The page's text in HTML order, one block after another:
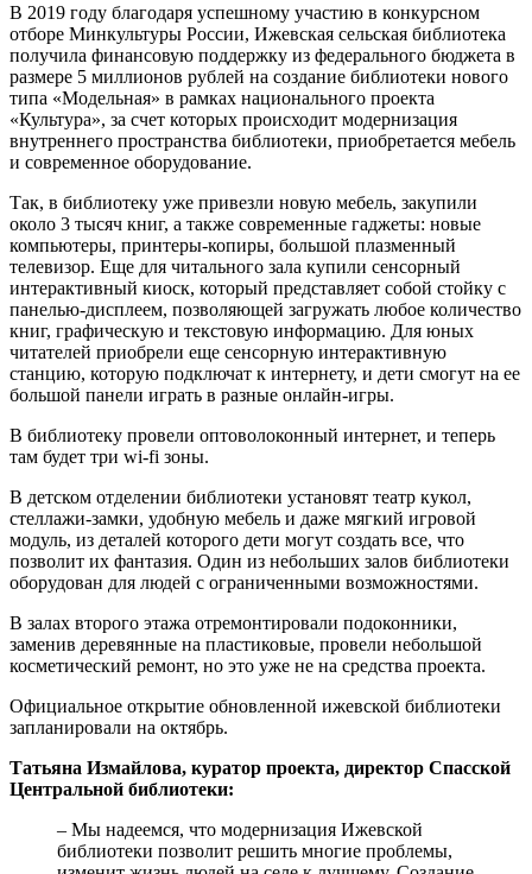
В 2019 году благодаря успешному участию в конкурсном
отборе Минкультуры России, Ижевская сельская библиотека
получила финансовую поддержку из федерального бюджета в
размере 5 миллионов рублей на создание библиотеки нового
типа «Модельная» в рамках национального проекта
«Культура», за счет которых происходит модернизация
внутреннего пространства библиотеки, приобретается мебель
и современное оборудование.
Так, в библиотеку уже привезли новую мебель, закупили
около 3 тысяч книг, а также современные гаджеты: новые
компьютеры, принтеры-копиры, большой плазменный
телевизор. Еще для читального зала купили сенсорный
интерактивный киоск, который представляет собой стойку с
панелью-дисплеем, позволяющей загружать любое количество
книг, графическую и текстовую информацию. Для юных
читателей приобрели еще сенсорную интерактивную
станцию, которую подключат к интернету, и дети смогут на ее
большой панели играть в разные онлайн-игры.
В библиотеку провели оптоволоконный интернет, и теперь
там будет три wi-fi зоны.
В детском отделении библиотеки установят театр кукол,
стеллажи-замки, удобную мебель и даже мягкий игровой
модуль, из деталей которого дети могут создать все, что
позволит их фантазия. Один из небольших залов библиотеки
оборудован для людей с ограниченными возможностями.
В залах второго этажа отремонтировали подоконники,
заменив деревянные на пластиковые, провели небольшой
косметический ремонт, но это уже не на средства проекта.
Официальное открытие обновленной ижевской библиотеки
запланировали на октябрь.
Татьяна Измайлова, куратор проекта, директор Спасской
Центральной библиотеки:
– Мы надеемся, что модернизация Ижевской
библиотеки позволит решить многие проблемы,